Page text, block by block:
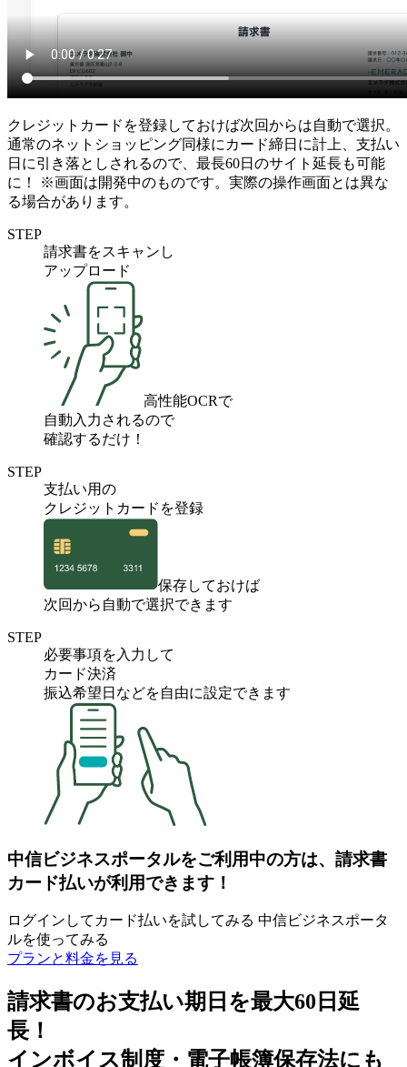
クレジットカードを登録しておけば次回からは自動で選択。
通常のネットショッピング同様にカード締日に計上、支払い
日に引き落としされるので、最長60日のサイト延長も可能
に！
※画面は開発中のものです。実際の操作画面とは異な
る場合があります。
STEP
請求書をスキャンし
アップロード
高性能OCRで
自動入力されるので
確認するだけ！
STEP
支払い用の
クレジットカードを登録
保存しておけば
次回から自動で選択できます
STEP
必要事項を入力して
カード決済
振込希望日などを自由に設定できます
中信ビジネスポータルをご利用中の方は、請求書
カード払いが利用できます！
ログインしてカード払いを試してみる 中信ビジネスポータ
ルを使ってみる
プランと料金を見る
請求書のお支払い期日を最大60日延
長！
インボイス制度・電子帳簿保存法にも